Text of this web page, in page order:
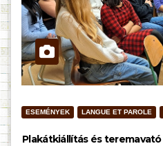
ESEMÉNYEK LANGUE ET PAROLE
Plakátkiállítás és teremavató